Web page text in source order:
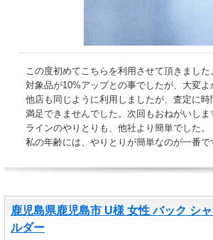
この度初めてこちらを利用させて頂きました
対象品が10%アップとの事でしたが、大変よ
他店も同じように利用しましたが、査定に時
満足できませんでした。次回もおねがいしま
ラインのやりとりも、他社より簡単でした。
私の年齢には、やりとりが簡単なのが一番で
鹿児島県鹿児島市 U様 女性 バック シ
ルダー